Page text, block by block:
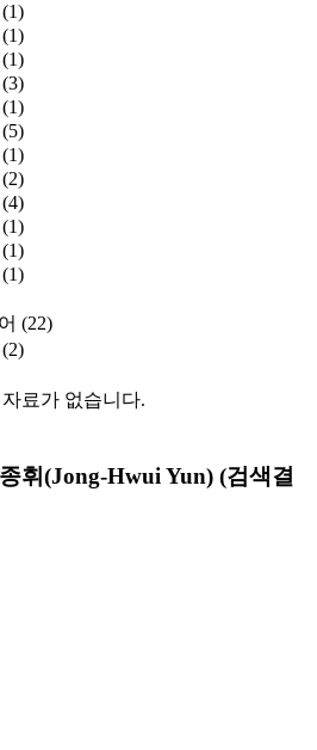
(1)
(1)
(1)
(3)
(1)
(5)
(1)
(2)
(4)
(1)
(1)
(1)
(22)
(2)
료가 없습니다.
휘(Jong-Hwui Yun) (검색결